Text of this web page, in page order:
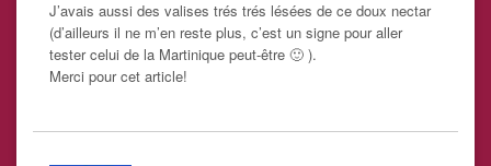
J’avais aussi des valises trés trés lésées de ce doux nectar
(d’ailleurs il ne m’en reste plus, c’est un signe pour aller
tester celui de la Martinique peut-être 🙂 ).
Merci pour cet article!